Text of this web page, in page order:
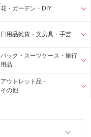
花・ガーデン・DIY
日用品雑貨・文房具・手芸
バック・スーツケース・旅行
用品
アウトレット品・
その他